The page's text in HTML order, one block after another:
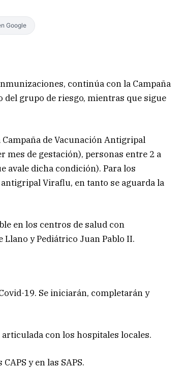
Google
continúa con la Campaña
grupo de riesgo, mientras que sigue
Campaña de Vacunación Antigripal
mes de gestación), personas entre 2 a
avale dicha condición). Para los
Viraflu, en tanto se aguarda la
en los centros de salud con
y Pediátrico Juan Pablo II.
19. Se iniciarán, completarán y
con los hospitales locales.
y en las SAPS.